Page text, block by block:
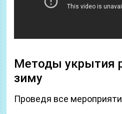
Методы укрытия
зиму
Проведя все